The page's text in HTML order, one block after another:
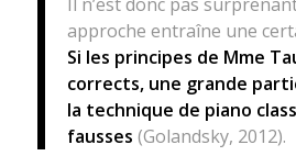
approche entraîne une
Si les principes de Mme
corrects, une grande
la technique de piano
fausses (Golandsky, 2012).